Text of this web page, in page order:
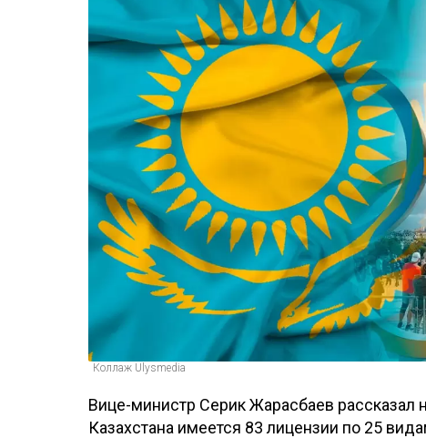
Коллаж Ulysmedia
Вице-министр Серик Жарасбаев рассказал
Казахстана имеется 83 лицензии по 25